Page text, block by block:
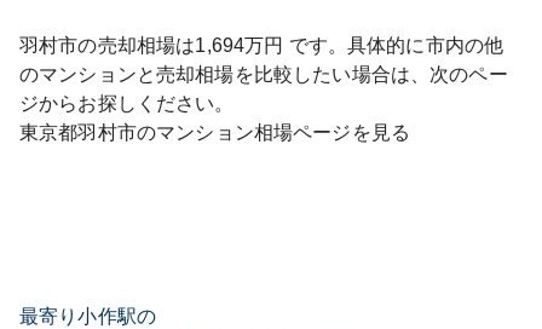
羽村市の売却相場は1,694万円 です。具体的に市内の他
のマンションと売却相場を比較したい場合は、次のペー
ジからお探しください。
東京都羽村市のマンション相場ページを見る
最寄り小作駅の